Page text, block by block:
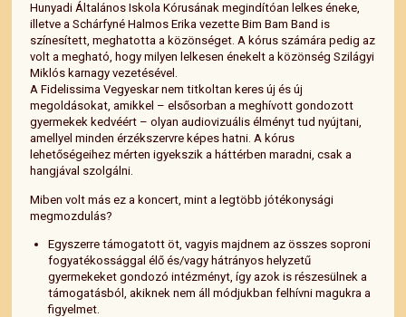
Hunyadi Általános Iskola Kórusának megindítóan lelkes éneke,
illetve a Schárfyné Halmos Erika vezette Bim Bam Band is
színesített, meghatotta a közönséget. A kórus számára pedig az
volt a megható, hogy milyen lelkesen énekelt a közönség Szilágyi
Miklós karnagy vezetésével.
A Fidelissima Vegyeskar nem titkoltan keres új és új
megoldásokat, amikkel – elsősorban a meghívott gondozott
gyermekek kedvéért – olyan audiovizuális élményt tud nyújtani,
amellyel minden érzékszervre képes hatni. A kórus
lehetőségeihez mérten igyekszik a háttérben maradni, csak a
hangjával szolgálni.
Miben volt más ez a koncert, mint a legtöbb jótékonysági
megmozdulás?
Egyszerre támogatott öt, vagyis majdnem az összes soproni
fogyatékossággal élő és/vagy hátrányos helyzetű
gyermekeket gondozó intézményt, így azok is részesülnek a
támogatásból, akiknek nem áll módjukban felhívni magukra a
figyelmet.